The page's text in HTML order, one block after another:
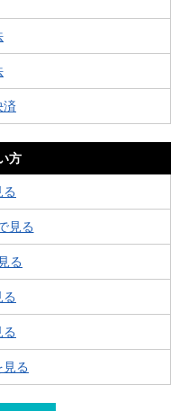
済
方
る
見る
る
る
る
見る